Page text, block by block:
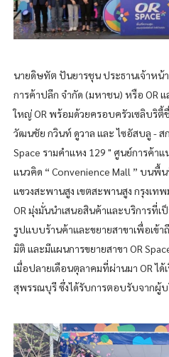
นายดิษทัต ปันยารชุน ประธานเจ้าห
การค้าปลีก จำกัด (มหาชน) หรือ OR
ใหญ่ OR พร้อมด้วยครอบครัวเซลิบริ
วัฒนชัย กวินท์ ดูวาล และ ไซอัสบลู - ส
Space รามคำแหง 129 " ศูนย์การค้า
แนวคิด “ Convenience Mall ” บนพื้
แขวงสะพานสูง เขตสะพานสูง กรุงเท
OR มุ่งมั่นนำเสนอสินค้าและบริการที่
รูปแบบร้านค้าและขยายสาขาเพื่อเข้
มิติ และมีแผนการขยายสาขา OR
เมื่อปลายเดือนตุลาคมที่ผ่านมา OR ได้
สุพรรณบุรี ซึ่งได้รับการตอบรับจากผู้บ